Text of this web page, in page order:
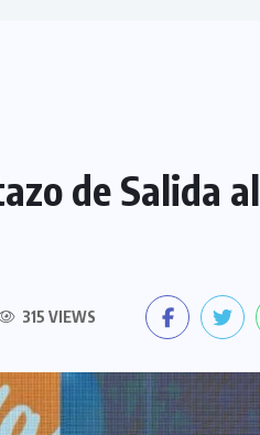
de Salida al
315 VIEWS